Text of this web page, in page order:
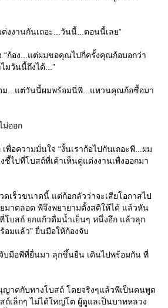
ต่งงานกันเถอะ...วันนี้...ตอนนี้เลย”
“ก้อง...แต่ผมขอคุณไปกี่ครั้งคุณก้อบอกว่า
มวันนี้ถึงได้...”
ม...แต่วันนี้ผมพร้อมนี่พี...แหวนคุณก้อซื้อมา
ม่ออก
พื่อความมั่นใจ “งั้นเราก้อไปกันเถอะพี...ผม
ชี้ไปที่โบสถ์ที่เค้าเห็นคู่แต่งงานเพื่งออกมา
ดเร็วขนาดนี้ แต่ก้อกลัวว่าจะเสียโอกาสไป
ยมาตลอด พีจึงพยายามตั้งสติให้ได้ แล้วหัน
โบสถ์ ยกแก้วดื่มน้ำเย็นๆ หนึ่งอึก แล้วลุก
อมแล้ว” ยื่นมือให้ก้องจับ
บมือพีที่ยื่นมา ลุกขึ้นยืน เดินไปพร้อมกัน ที่
ญาตกับทางโบสถ์ โดยจริงๆแล้วพีเป็นคนพูด
เล็กๆ ไม่ได้ใหญ่โต ผู้ดูแลเป็นบาทหลวง